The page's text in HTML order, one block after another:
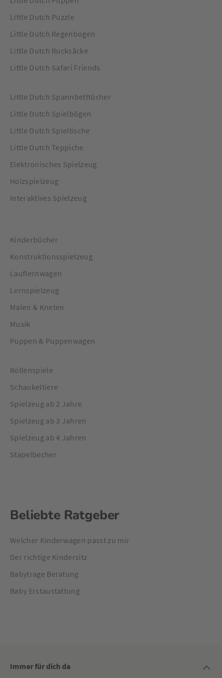
Little Dutch Puzzle
Little Dutch Regenbogen
Little Dutch Rucksäcke
Little Dutch Safari Friends
Little Dutch Spannbetttücher
Little Dutch Spielbögen
Little Dutch Spieltische
Little Dutch Teppiche
Elektronisches Spielzeug
Holzspielzeug
Interaktives Spielzeug
Kinderbücher
Konstruktionsspielzeug
Lauflernwagen
Lernspielzeug
Malen & Kneten
Musik
Puppen & Puppenwagen
Rollenspiele
Schaukeltiere
Spielzeug ab 2 Jahre
Spielzeug ab 3 Jahren
Spielzeug ab 4 Jahren
Stapelbecher
Beliebte Ratgeber
Welcher Kinderwagen passt zu mir
Der richtige Kindersitz
Babytrage Beratung
Baby Erstaustattung
Immer für dich da